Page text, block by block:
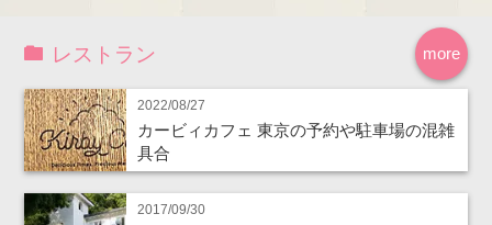
more
レストラン
2022/08/27
カービィカフェ 東京の予約や駐車場の混雑
具合
2017/09/30